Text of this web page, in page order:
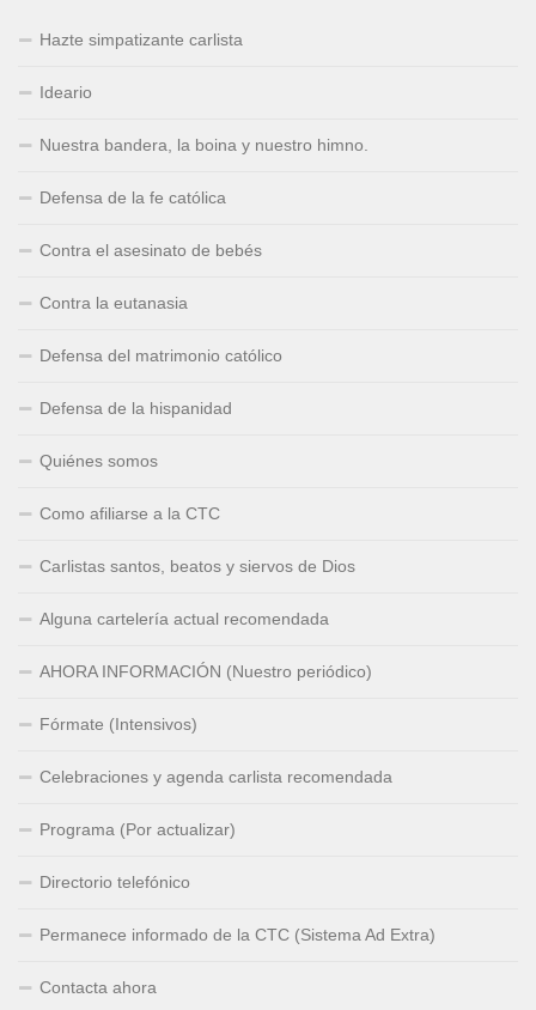
Hazte simpatizante carlista
Ideario
Nuestra bandera, la boina y nuestro himno.
Defensa de la fe católica
Contra el asesinato de bebés
Contra la eutanasia
Defensa del matrimonio católico
Defensa de la hispanidad
Quiénes somos
Como afiliarse a la CTC
Carlistas santos, beatos y siervos de Dios
Alguna cartelería actual recomendada
AHORA INFORMACIÓN (Nuestro periódico)
Fórmate (Intensivos)
Celebraciones y agenda carlista recomendada
Programa (Por actualizar)
Directorio telefónico
Permanece informado de la CTC (Sistema Ad Extra)
Contacta ahora